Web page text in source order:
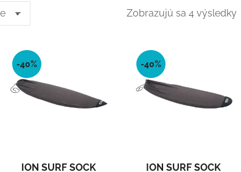
Zobrazujú sa 4 výsledky
-40%
ION SURF SOCK
-40%
ION SURF SOCK